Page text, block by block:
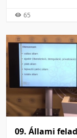
Csengei Zoltán
65
09. Állami